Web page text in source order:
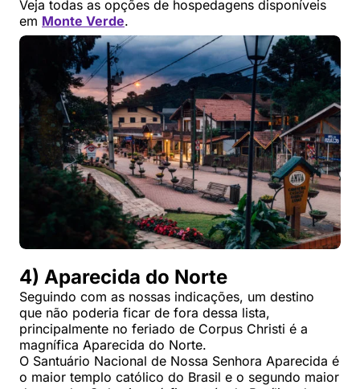
Veja todas as opções de hospedagens disponíveis
em Monte Verde.
4) Aparecida do Norte
Seguindo com as nossas indicações, um destino
que não poderia ficar de fora dessa lista,
principalmente no feriado de Corpus Christi é a
magnífica Aparecida do Norte.
O Santuário Nacional de Nossa Senhora Aparecida é
o maior templo católico do Brasil e o segundo maior